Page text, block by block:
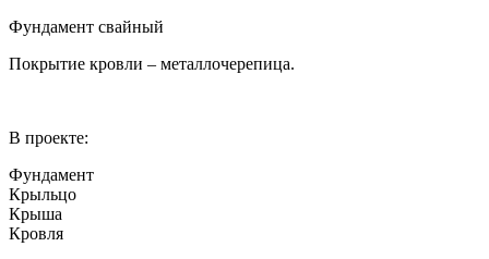
Фундамент свайный
Покрытие кровли – металлочерепица.
В проекте:
Фундамент
Крыльцо
Крыша
Кровля